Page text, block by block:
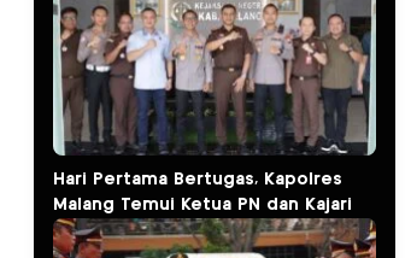
Hari Pertama Bertugas, Kapolres
Malang Temui Ketua PN dan Kajari